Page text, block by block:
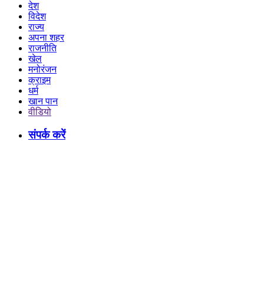
देश
विदेश
राज्य
अपना शहर
राजनीति
खेल
मनोरंजन
क्राइम
धर्म
खान पान
वीडियो
संपर्क करें